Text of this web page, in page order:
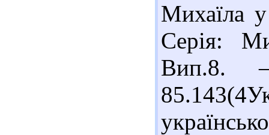
Михаїла
Серія:
Вип.8.